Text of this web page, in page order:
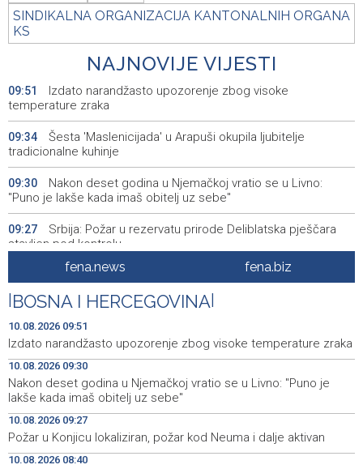
SINDIKALNA ORGANIZACIJA KANTONALNIH ORGANA
KS
NAJNOVIJE VIJESTI
09:51
Izdato narandžasto upozorenje zbog visoke
temperature zraka
09:34
Šesta 'Maslenicijada' u Arapuši okupila ljubitelje
tradicionalne kuhinje
09:30
Nakon deset godina u Njemačkoj vratio se u Livno:
"Puno je lakše kada imaš obitelj uz sebe"
09:27
Srbija: Požar u rezervatu prirode Deliblatska pješčara
stavljen pod kontrolu
Požar u Konjicu lokaliziran, požar kod Neuma i dalje
aktivan
09:26
Blood donation drive taking place today at Transfusion
Medicine Institute in Sarajevo
08:53
Sarajevo ponovo domaćin Jadranske Teqball lige - U
borbi za titulu 80 ekipa
08:43
Separatisti u Alberti uz Trumpovu podršku jačaju
kampanju za otcjepljenje od Kanade
08:40 Danas isplata invalidnina za juli u Federaciji BiH
fena.news fena.biz
BOSNA I HERCEGOVINA
10.08.2026 09:51
Izdato narandžasto upozorenje zbog visoke temperature zraka
10.08.2026 09:30
Nakon deset godina u Njemačkoj vratio se u Livno: "Puno je
lakše kada imaš obitelj uz sebe"
10.08.2026 09:27
Požar u Konjicu lokaliziran, požar kod Neuma i dalje aktivan
10.08.2026 08:40